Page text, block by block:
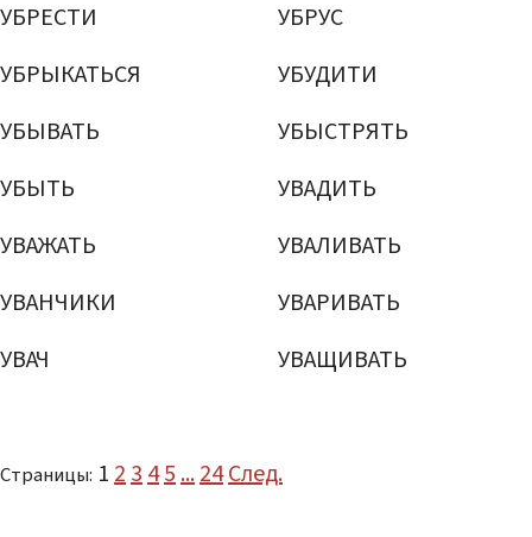
УБРЕСТИ
УБРУС
УБРЫКАТЬСЯ
УБУДИТИ
УБЫВАТЬ
УБЫСТРЯТЬ
УБЫТЬ
УВАДИТЬ
УВАЖАТЬ
УВАЛИВАТЬ
УВАНЧИКИ
УВАРИВАТЬ
УВАЧ
УВАЩИВАТЬ
Страницы: 12345...24След.